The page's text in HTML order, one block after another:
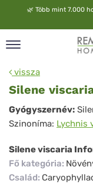
🌿 Több mint 7.000
vissza
Silene
Silene
viscaria
Gyógyszernév:
Szinoníma: Lychnis
Silene viscaria
Fő kategória:
Család: